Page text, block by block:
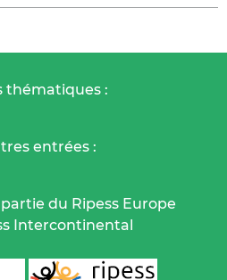
thématiques :
entrées :
du Ripess Europe
Intercontinental